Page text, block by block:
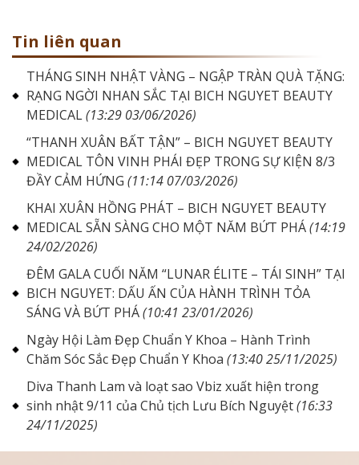
Tin liên quan
THÁNG SINH NHẬT VÀNG – NGẬP TRÀN QUÀ TẶNG:
RẠNG NGỜI NHAN SẮC TẠI BICH NGUYET BEAUTY
MEDICAL(13:29 03/06/2026)
“THANH XUÂN BẤT TẬN” – BICH NGUYET BEAUTY
MEDICAL TÔN VINH PHÁI ĐẸP TRONG SỰ KIỆN 8/3
ĐẦY CẢM HỨNG (11:14 07/03/2026)
KHAI XUÂN HỒNG PHÁT – BICH NGUYET BEAUTY
MEDICAL SẴN SÀNG CHO MỘT NĂM BỨT PHÁ(14:19
24/02/2026)
ĐÊM GALA CUỐI NĂM “LUNAR ÉLITE – TÁI SINH” TẠI
BICH NGUYET: DẤU ẤN CỦA HÀNH TRÌNH TỎA
SÁNG VÀ BỨT PHÁ(10:41 23/01/2026)
Ngày Hội Làm Đẹp Chuẩn Y Khoa – Hành Trình
Chăm Sóc Sắc Đẹp Chuẩn Y Khoa (13:40 25/11/2025)
Diva Thanh Lam và loạt sao Vbiz xuất hiện trong
sinh nhật 9/11 của Chủ tịch Lưu Bích Nguyệt(16:33
24/11/2025)